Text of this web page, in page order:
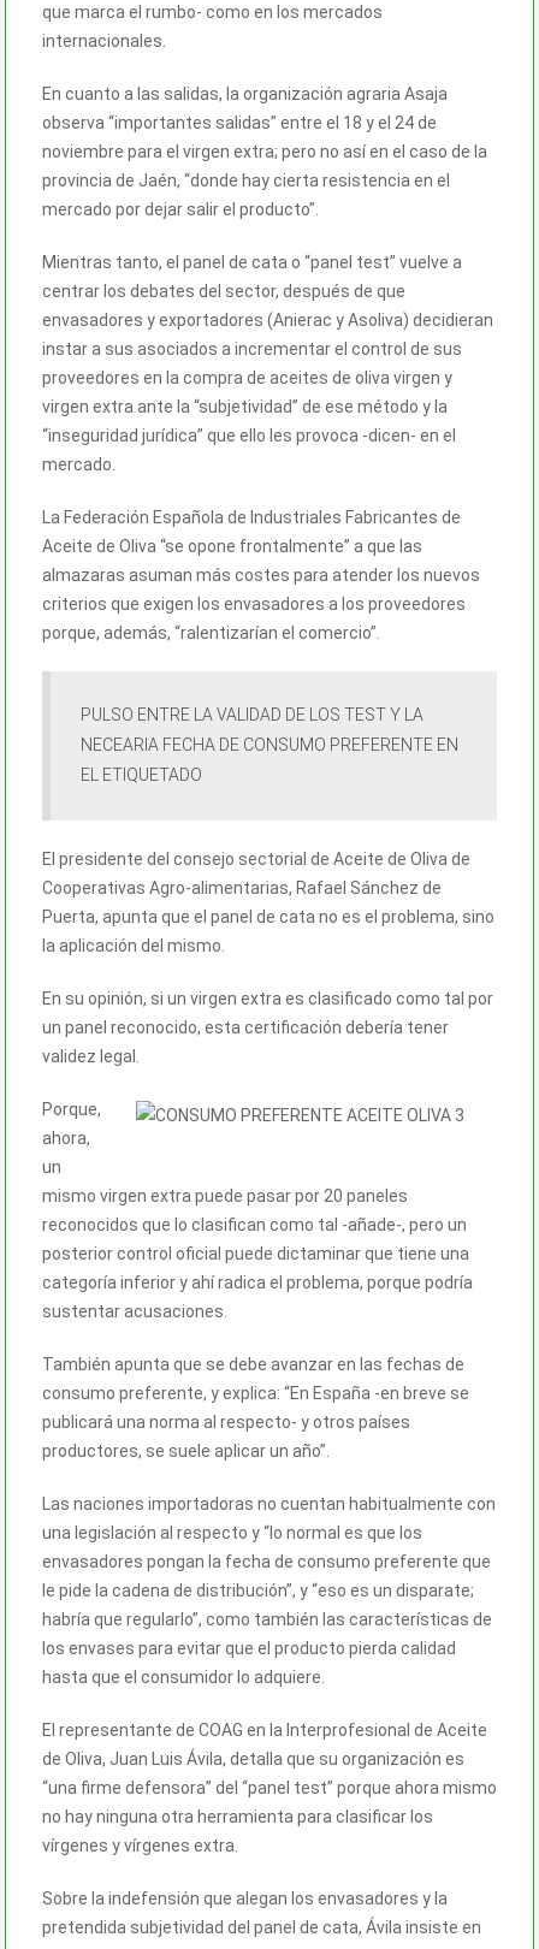
que marca el rumbo- como en los mercados
internacionales.
En cuanto a las salidas, la organización agraria Asaja
observa “importantes salidas” entre el 18 y el 24 de
noviembre para el virgen extra; pero no así en el caso de la
provincia de Jaén, “donde hay cierta resistencia en el
mercado por dejar salir el producto”.
Mientras tanto, el panel de cata o “panel test” vuelve a
centrar los debates del sector, después de que
envasadores y exportadores (Anierac y Asoliva) decidieran
instar a sus asociados a incrementar el control de sus
proveedores en la compra de aceites de oliva virgen y
virgen extra ante la “subjetividad” de ese método y la
“inseguridad jurídica” que ello les provoca -dicen- en el
mercado.
La Federación Española de Industriales Fabricantes de
Aceite de Oliva “se opone frontalmente” a que las
almazaras asuman más costes para atender los nuevos
criterios que exigen los envasadores a los proveedores
porque, además, “ralentizarían el comercio”.
PULSO ENTRE LA VALIDAD DE LOS TEST Y LA
NECEARIA FECHA DE CONSUMO PREFERENTE EN
EL ETIQUETADO
El presidente del consejo sectorial de Aceite de Oliva de
Cooperativas Agro-alimentarias, Rafael Sánchez de
Puerta, apunta que el panel de cata no es el problema, sino
la aplicación del mismo.
En su opinión, si un virgen extra es clasificado como tal por
un panel reconocido, esta certificación debería tener
validez legal.
Porque,
ahora,
un
mismo virgen extra puede pasar por 20 paneles
reconocidos que lo clasifican como tal -añade-, pero un
posterior control oficial puede dictaminar que tiene una
categoría inferior y ahí radica el problema, porque podría
sustentar acusaciones.
También apunta que se debe avanzar en las fechas de
consumo preferente, y explica: “En España -en breve se
publicará una norma al respecto- y otros países
productores, se suele aplicar un año”.
Las naciones importadoras no cuentan habitualmente con
una legislación al respecto y “lo normal es que los
envasadores pongan la fecha de consumo preferente que
le pide la cadena de distribución”, y “eso es un disparate;
habría que regularlo”, como también las características de
los envases para evitar que el producto pierda calidad
hasta que el consumidor lo adquiere.
El representante de COAG en la Interprofesional de Aceite
de Oliva, Juan Luis Ávila, detalla que su organización es
“una firme defensora” del “panel test” porque ahora mismo
no hay ninguna otra herramienta para clasificar los
vírgenes y vírgenes extra.
Sobre la indefensión que alegan los envasadores y la
pretendida subjetividad del panel de cata, Ávila insiste en